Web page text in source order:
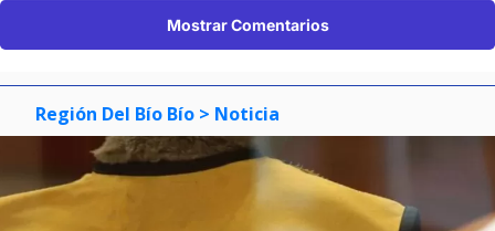
Mostrar Comentarios
Región Del Bío Bío > Noticia